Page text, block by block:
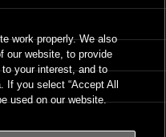
work properly. We also
our website, to provide
your interest, and to
If you select “Accept All
used on our website.